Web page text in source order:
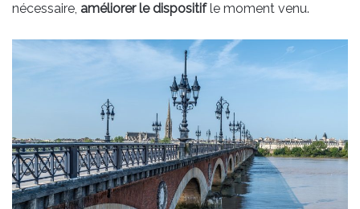
nécessaire, améliorer le dispositifle moment venu.